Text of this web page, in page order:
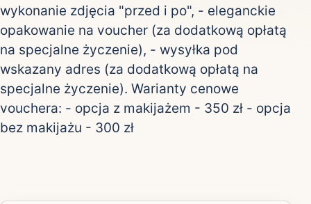
wykonanie zdjęcia "przed i po", - eleganckie
opakowanie na voucher (za dodatkową opłatą
na specjalne życzenie), - wysyłka pod
wskazany adres (za dodatkową opłatą na
specjalne życzenie). Warianty cenowe
vouchera: - opcja z makijażem - 350 zł - opcja
bez makijażu - 300 zł